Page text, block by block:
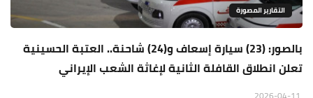
التقارير المصورة
بالصور: (23) سيارة إسعاف و(24) شاحنة.. العتبة الحسينية
تعلن انطلاق القافلة الثانية لإغاثة الشعب الإيراني